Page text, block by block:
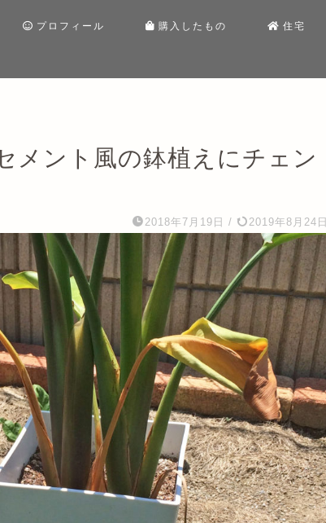
プロフィール 購入したもの 住宅
ント風の鉢植えにチェン
2018年7月19日 / 2019年8月24日